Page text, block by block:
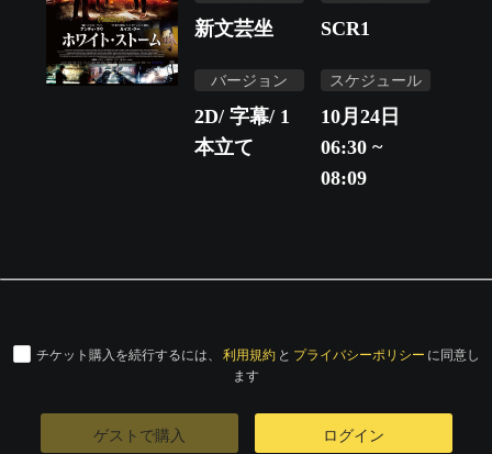
新文芸坐 SCR1
バージョン
2D/ 字幕/ 1
本立て
スケジュール
10月24日
06:30 ~
08:09
チケット購入を続行するには、 利用規約 と プライバシーポリシー に同意し
ます
ゲストで購入 ログイン